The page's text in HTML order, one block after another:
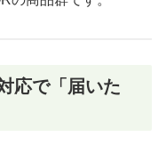
応で「届いた